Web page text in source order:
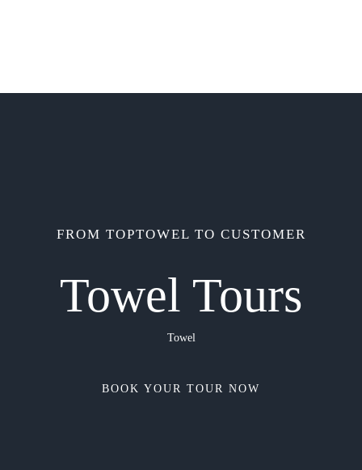
FROM TOPTOWEL TO CUSTOMER
Towel Tours
Towel
BOOK YOUR TOUR NOW